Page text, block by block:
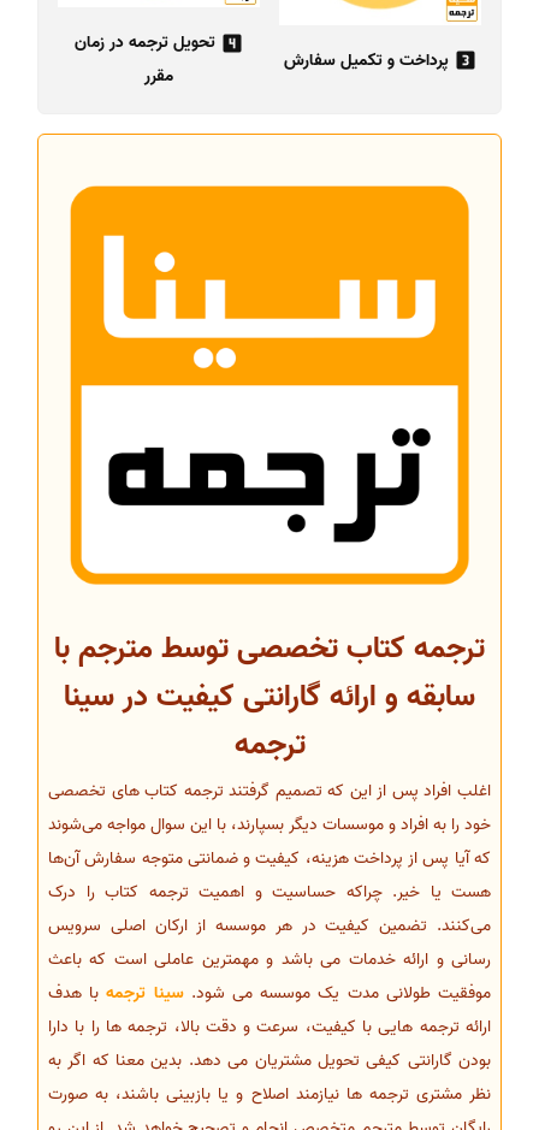
پرداخت و تکمیل سفارش
تحویل ترجمه در زمان
مقرر
ترجمه کتاب تخصصی توسط مترجم با
سابقه و ارائه گارانتی کیفیت در سینا
ترجمه
اغلب افراد پس از این که تصمیم گرفتند ترجمه کتاب های تخصصی
خود را به افراد و موسسات دیگر بسپارند، با این سوال مواجه می‌شوند
که آیا پس از پرداخت هزینه، کیفیت و ضمانتی متوجه سفارش آن‌ها
هست یا خیر. چراکه حساسیت و اهمیت ترجمه کتاب را درک
می‌کنند. تضمین کیفیت در هر موسسه از ارکان اصلی سرویس
رسانی و ارائه خدمات می باشد و مهمترین عاملی است که باعث
موفقیت طولانی مدت یک موسسه می شود.سینا ترجمهبا هدف
ارائه ترجمه هایی با کیفیت، سرعت و دقت بالا، ترجمه ها را با دارا
بودن گارانتی کیفی تحویل مشتریان می دهد. بدین معنا که اگر به
نظر مشتری ترجمه ها نیازمند اصلاح و یا بازبینی باشند، به صورت